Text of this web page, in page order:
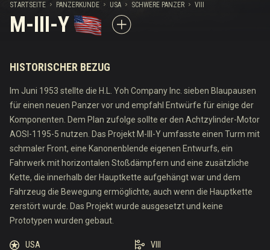
STARTSEITE PANZERKUNDE USA SCHWERE PANZER VIII
M-III-Y
HISTORISCHER BEZUG
Im Juni 1953 stellte die H.L. Yoh Company Inc. sieben Blaupausen
für einen neuen Panzer vor und empfahl Entwürfe für einige der
Komponenten. Dem Plan zufolge sollte er den Achtzylinder-Motor
AOSI-1195-5 nutzen. Das Projekt M-III-Y umfasste einen Turm mit
schmaler Front, eine Kanonenblende eigenen Entwurfs, ein
Fahrwerk mit horizontalen Stoßdämpfern und eine zusätzliche
Kette, die innerhalb der Hauptkette aufgehängt war und dem
Fahrzeug die Bewegung ermöglichte, auch wenn die Hauptkette
zerstört wurde. Das Projekt wurde ausgesetzt und keine
Prototypen wurden gebaut.
USA VIII